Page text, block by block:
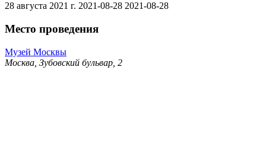
28 августа 2021 г. 2021-08-28 2021-08-28
Место проведения
Музей Москвы
Москва, Зубовский бульвар, 2